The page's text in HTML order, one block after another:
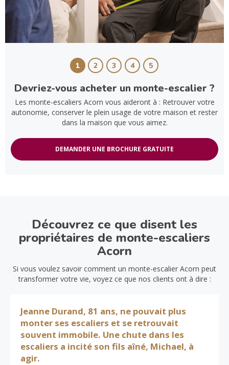
1 2 3 4 5
Devriez-vous acheter un monte-escalier ?
Les monte-escaliers Acorn vous aideront à : Retrouver votre
autonomie, conserver le plein usage de votre maison et rester
dans la maison que vous aimez.
DEMANDER UNE BROCHURE GRATUITE
Découvrez ce que disent les
propriétaires de monte-escaliers
Acorn
Si vous voulez savoir comment un monte-escalier Acorn peut
transformer votre vie, voyez ce que nos clients ont à dire :
Jeanne Durand, 81 ans, ne pouvait plus
monter ses escaliers et se retrouvait
souvent immobile. Une chute dans les
escaliers a incité son fils aîné, Michael, à
agir.